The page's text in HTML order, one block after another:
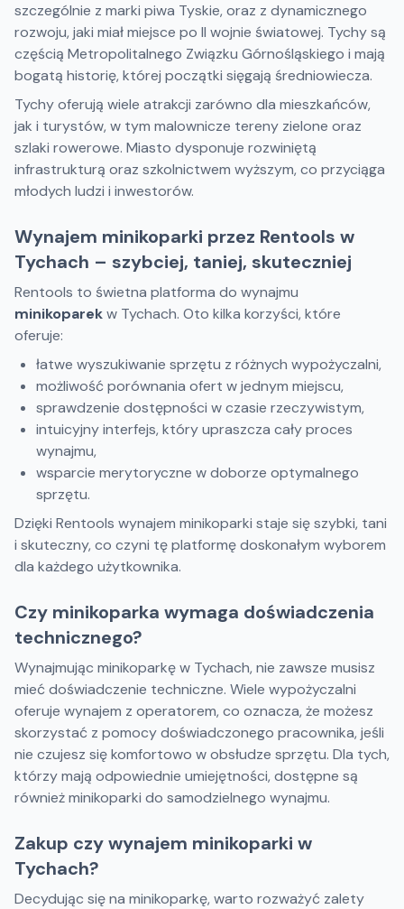
szczególnie z marki piwa Tyskie, oraz z dynamicznego
rozwoju, jaki miał miejsce po II wojnie światowej. Tychy są
częścią Metropolitalnego Związku Górnośląskiego i mają
bogatą historię, której początki sięgają średniowiecza.
Tychy oferują wiele atrakcji zarówno dla mieszkańców,
jak i turystów, w tym malownicze tereny zielone oraz
szlaki rowerowe. Miasto dysponuje rozwiniętą
infrastrukturą oraz szkolnictwem wyższym, co przyciąga
młodych ludzi i inwestorów.
Wynajem minikoparki przez Rentools w
Tychach – szybciej, taniej, skuteczniej
Rentools to świetna platforma do wynajmu
minikoparekw Tychach. Oto kilka korzyści, które
oferuje:
łatwe wyszukiwanie sprzętu z różnych wypożyczalni,
możliwość porównania ofert w jednym miejscu,
sprawdzenie dostępności w czasie rzeczywistym,
intuicyjny interfejs, który upraszcza cały proces
wynajmu,
wsparcie merytoryczne w doborze optymalnego
sprzętu.
Dzięki Rentools wynajem minikoparki staje się szybki, tani
i skuteczny, co czyni tę platformę doskonałym wyborem
dla każdego użytkownika.
Czy minikoparka wymaga doświadczenia
technicznego?
Wynajmując minikoparkę w Tychach, nie zawsze musisz
mieć doświadczenie techniczne. Wiele wypożyczalni
oferuje wynajem z operatorem, co oznacza, że możesz
skorzystać z pomocy doświadczonego pracownika, jeśli
nie czujesz się komfortowo w obsłudze sprzętu. Dla tych,
którzy mają odpowiednie umiejętności, dostępne są
również minikoparki do samodzielnego wynajmu.
Zakup czy wynajem minikoparki w
Tychach?
Decydując się na minikoparkę, warto rozważyć zalety